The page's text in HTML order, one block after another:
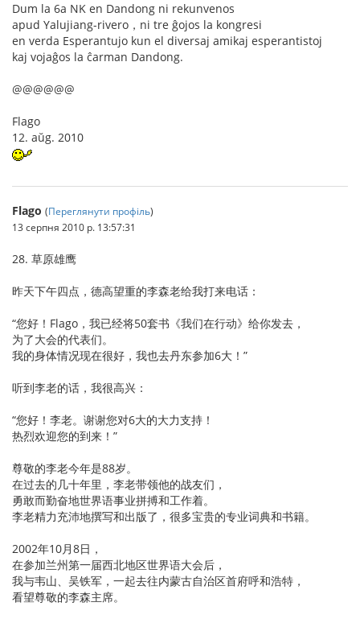
Dum la 6a NK en Dandong ni rekunvenos
apud Yalujiang-rivero，ni tre ĝojos la kongresi
en verda Esperantujo kun el diversaj amikaj esperantistoj
kaj vojaĝos la ĉarman Dandong.
@@@@@@
Flago
12. aŭg. 2010
Flago (Переглянути профіль)
13 серпня 2010 р. 13:57:31
28. 草原雄鹰
昨天下午四点，德高望重的李森老给我打来电话：
“您好！Flago，我已经将50套书《我们在行动》给你发去，
为了大会的代表们。
我的身体情况现在很好，我也去丹东参加6大！”
听到李老的话，我很高兴：
“您好！李老。谢谢您对6大的大力支持！
热烈欢迎您的到来！”
尊敬的李老今年是88岁。
在过去的几十年里，李老带领他的战友们，
勇敢而勤奋地世界语事业拼搏和工作着。
李老精力充沛地撰写和出版了，很多宝贵的专业词典和书籍。
2002年10月8日，
在参加兰州第一届西北地区世界语大会后，
我与韦山、吴铁军，一起去往内蒙古自治区首府呼和浩特，
看望尊敬的李森主席。